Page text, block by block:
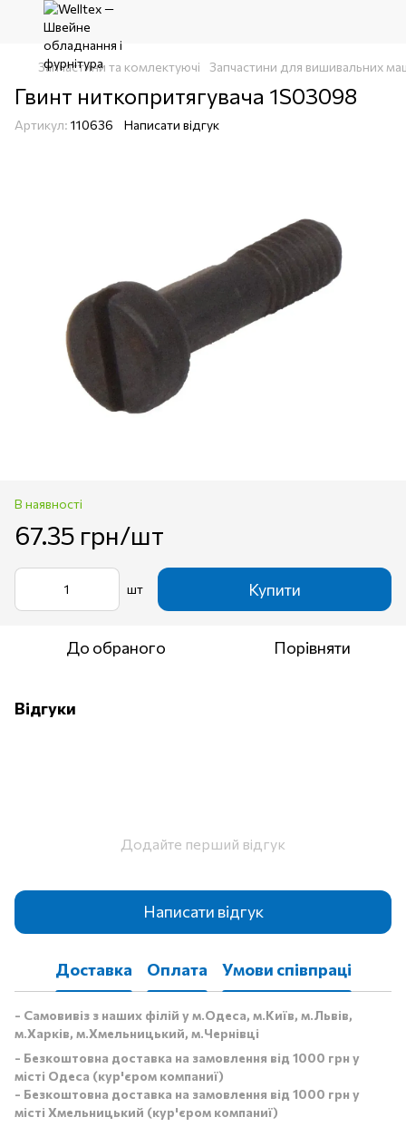
Запчастини та комлектуючі Запчастини для вишивальних
Гвинт ниткопритягувача 1S03098
Артикул: 110636 Написати відгук
В наявності
67.35 грн/шт
шт Купити
До обраного Порівняти
Відгуки
Додайте перший відгук
Написати відгук
Доставка Оплата Умови співпраці
- Самовивіз з наших філій у м.Одеса, м.Київ, м.Львів,
м.Харків, м.Хмельницький, м.Чернівці
- Безкоштовна доставка на замовлення від 1000 грн у
місті Одеса (кур'єром компаниї)
- Безкоштовна доставка на замовлення від 1000 грн у
місті Хмельницький (кур'єром компаниї)